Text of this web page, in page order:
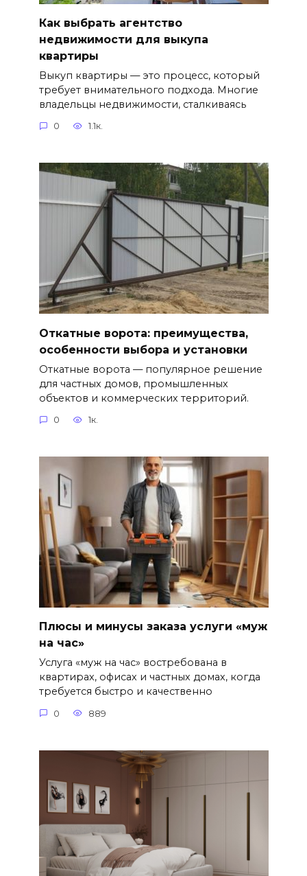
Как выбрать агентство
недвижимости для выкупа
квартиры
Выкуп квартиры — это процесс, который
требует внимательного подхода. Многие
владельцы недвижимости, сталкиваясь
0 1.1к.
Откатные ворота: преимущества,
особенности выбора и установки
Откатные ворота — популярное решение
для частных домов, промышленных
объектов и коммерческих территорий.
0 1к.
Плюсы и минусы заказа услуги «муж
на час»
Услуга «муж на час» востребована в
квартирах, офисах и частных домах, когда
требуется быстро и качественно
0 889